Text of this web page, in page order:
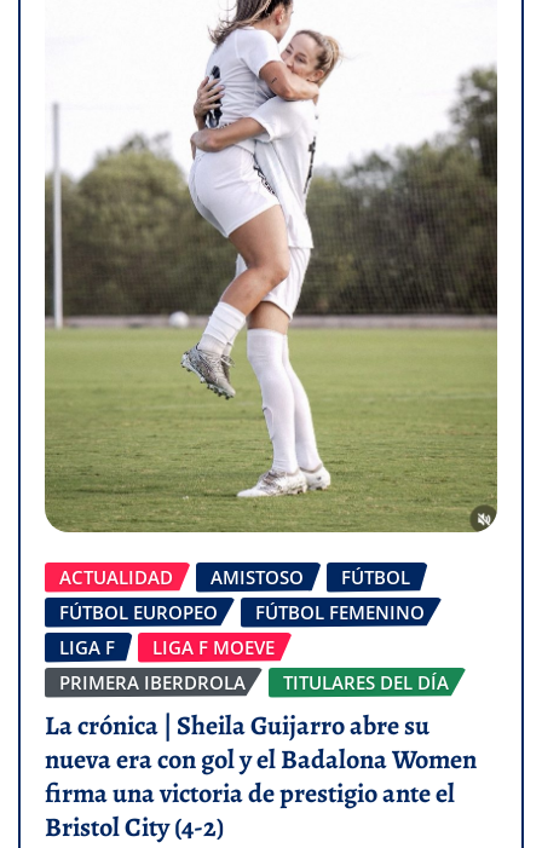
ACTUALIDAD AMISTOSO
FÚTBOL
FÚTBOL EUROPEO
FÚTBOL FEMENINO
LIGA F
LIGA F MOEVE
PRIMERA IBERDROLA
TITULARES DEL DÍA
La crónica | Sheila Guijarro abre su
nueva era con gol y el Badalona Women
firma una victoria de prestigio ante el
Bristol City (4-2)